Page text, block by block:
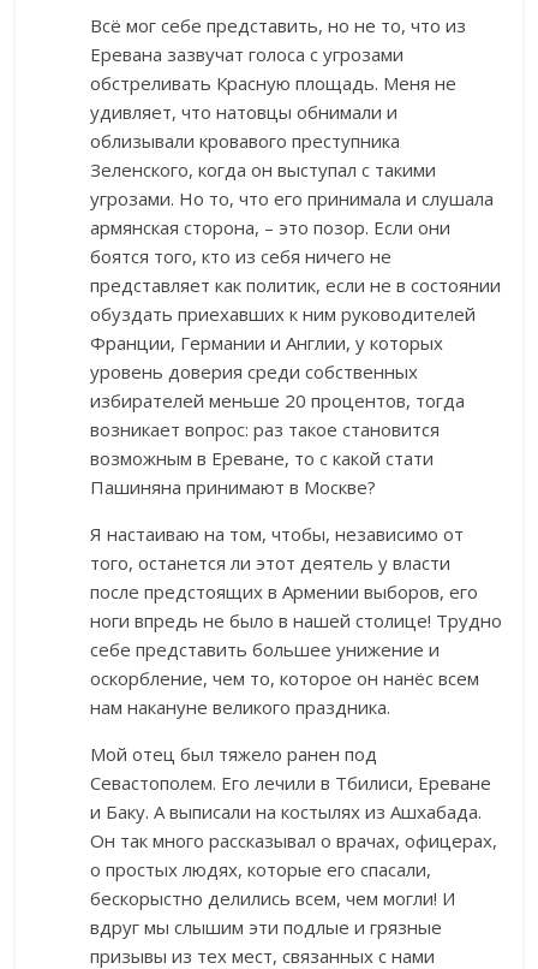
Всё мог себе представить, но не то, что из
Еревана зазвучат голоса с угрозами
обстреливать Красную площадь. Меня не
удивляет, что натовцы обнимали и
облизывали кровавого преступника
Зеленского, когда он выступал с такими
угрозами. Но то, что его принимала и слушала
армянская сторона, – это позор. Если они
боятся того, кто из себя ничего не
представляет как политик, если не в состоянии
обуздать приехавших к ним руководителей
Франции, Германии и Англии, у которых
уровень доверия среди собственных
избирателей меньше 20 процентов, тогда
возникает вопрос: раз такое становится
возможным в Ереване, то с какой стати
Пашиняна принимают в Москве?
Я настаиваю на том, чтобы, независимо от
того, останется ли этот деятель у власти
после предстоящих в Армении выборов, его
ноги впредь не было в нашей столице! Трудно
себе представить большее унижение и
оскорбление, чем то, которое он нанёс всем
нам накануне великого праздника.
Мой отец был тяжело ранен под
Севастополем. Его лечили в Тбилиси, Ереване
и Баку. А выписали на костылях из Ашхабада.
Он так много рассказывал о врачах, офицерах,
о простых людях, которые его спасали,
бескорыстно делились всем, чем могли! И
вдруг мы слышим эти подлые и грязные
призывы из тех мест, связанных с нами